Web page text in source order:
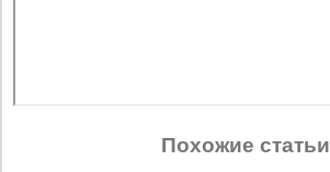
Похожие статьи